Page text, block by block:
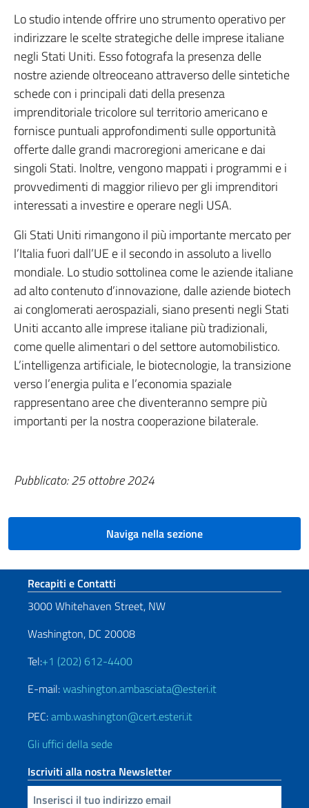
Lo studio intende offrire uno strumento operativo per
indirizzare le scelte strategiche delle imprese italiane
negli Stati Uniti. Esso fotografa la presenza delle
nostre aziende oltreoceano attraverso delle sintetiche
schede con i principali dati della presenza
imprenditoriale tricolore sul territorio americano e
fornisce puntuali approfondimenti sulle opportunità
offerte dalle grandi macroregioni americane e dai
singoli Stati. Inoltre, vengono mappati i programmi e i
provvedimenti di maggior rilievo per gli imprenditori
interessati a investire e operare negli USA.
Gli Stati Uniti rimangono il più importante mercato per
l’Italia fuori dall’UE e il secondo in assoluto a livello
mondiale. Lo studio sottolinea come le aziende italiane
ad alto contenuto d’innovazione, dalle aziende biotech
ai conglomerati aerospaziali, siano presenti negli Stati
Uniti accanto alle imprese italiane più tradizionali,
come quelle alimentari o del settore automobilistico.
L’intelligenza artificiale, le biotecnologie, la transizione
verso l’energia pulita e l’economia spaziale
rappresentano aree che diventeranno sempre più
importanti per la nostra cooperazione bilaterale.
Pubblicato: 25 ottobre 2024
Naviga nella sezione
Sezione footer
Recapiti e Contatti
3000 Whitehaven Street, NW
Washington, DC 20008
Tel:+1 (202) 612-4400
E-mail:washington.ambasciata@esteri.it
PEC:amb.washington@cert.esteri.it
Gli uffici della sede
Iscriviti alla nostra Newsletter
Inserisci la tua email